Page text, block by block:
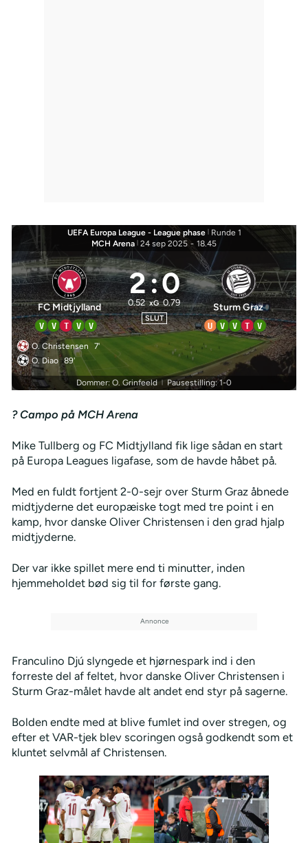
UEFA Europa League - League phase | Runde 1
MCH Arena | 24 sep 2025 - 18.45
FC Midtjylland
V V T V V
2:0
0.52 xG 0.79
SLUT
Sturm Graz
U V V T V
O. Christensen
7'
O. Diao 89'
Dommer: O. Grinfeeld | Pausestilling: 1-0
? Campo på MCH Arena
Mike Tullberg og FC Midtjylland fik lige sådan en start
på Europa Leagues ligafase, som de havde håbet på.
Med en fuldt fortjent 2-0-sejr over Sturm Graz åbnede
midtjyderne det europæiske togt med tre point i en
kamp, hvor danske Oliver Christensen i den grad hjalp
midtjyderne.
Der var ikke spillet mere end ti minutter, inden
hjemmeholdet bød sig til for første gang.
Franculino Djú slyngede et hjørnespark ind i den
forreste del af feltet, hvor danske Oliver Christensen i
Sturm Graz-målet havde alt andet end styr på sagerne.
Bolden endte med at blive fumlet ind over stregen, og
efter et VAR-tjek blev scoringen også godkendt som et
kluntet selvmål af Christensen.